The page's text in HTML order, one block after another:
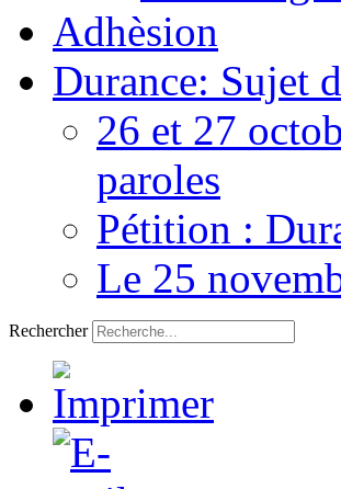
Adhèsion
Durance: Sujet
26 et 27
paroles
Pétition :
Le 25
Rechercher